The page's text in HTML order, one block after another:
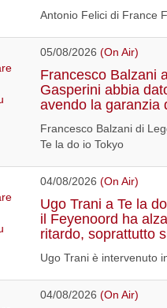
Antonio Felici di France
05/08/2026 (On Air)
Francesco Balzani
Gasperini abbia
avendo la garanzia
Francesco Balzani di
Te la do io Tokyo
04/08/2026 (On Air)
Ugo Trani a Te la
il Feyenoord ha
ritardo, soprattutto
Ugo Trani è intervenuto
04/08/2026 (On Air)